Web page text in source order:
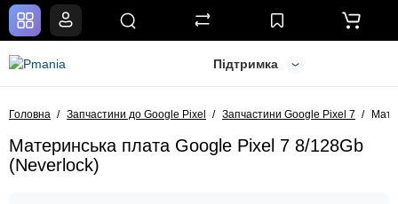
Підтримка
Головна Запчастини до Google Pixel Запчастини Google Pixel 7
Материнська плата Google Pixel 7 8/128Gb
(Neverlock)